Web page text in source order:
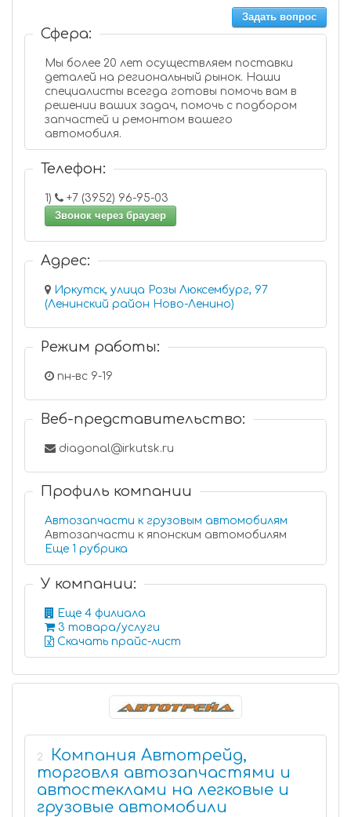
Задать вопрос
Сфера:
Мы более 20 лет осуществляем поставки
деталей на региональный рынок. Наши
специалисты всегда готовы помочь вам в
решении ваших задач, помочь с подбором
запчастей и ремонтом вашего
автомобиля.
Телефон:
1)
+7 (3952) 96-95-03
Звонок через браузер
Адрес:
Иркутск, улица Розы Люксембург, 97
(Ленинский район Ново-Ленино)
Режим работы:
пн-вс 9-19
Веб-представительство:
diagonal@irkutsk.ru
Профиль компании
Автозапчасти к грузовым автомобилям
Автозапчасти к японским автомобилям
Еще 1 рубрика
У компании:
Еще 4 филиала
3 товара/услуги
Скачать прайс-лист
2
Компания Автотрейд,
торговля автозапчастями и
автостеклами на легковые и
грузовые автомобили